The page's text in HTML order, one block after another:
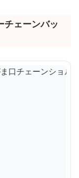
チェーンバッ